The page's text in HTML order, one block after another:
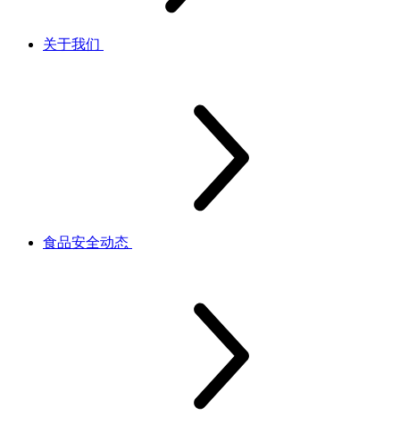
关于我们
食品安全动态